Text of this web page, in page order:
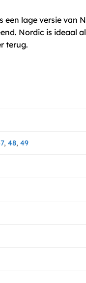
lage versie van
Nordic is ideaal
terug.
,48,49